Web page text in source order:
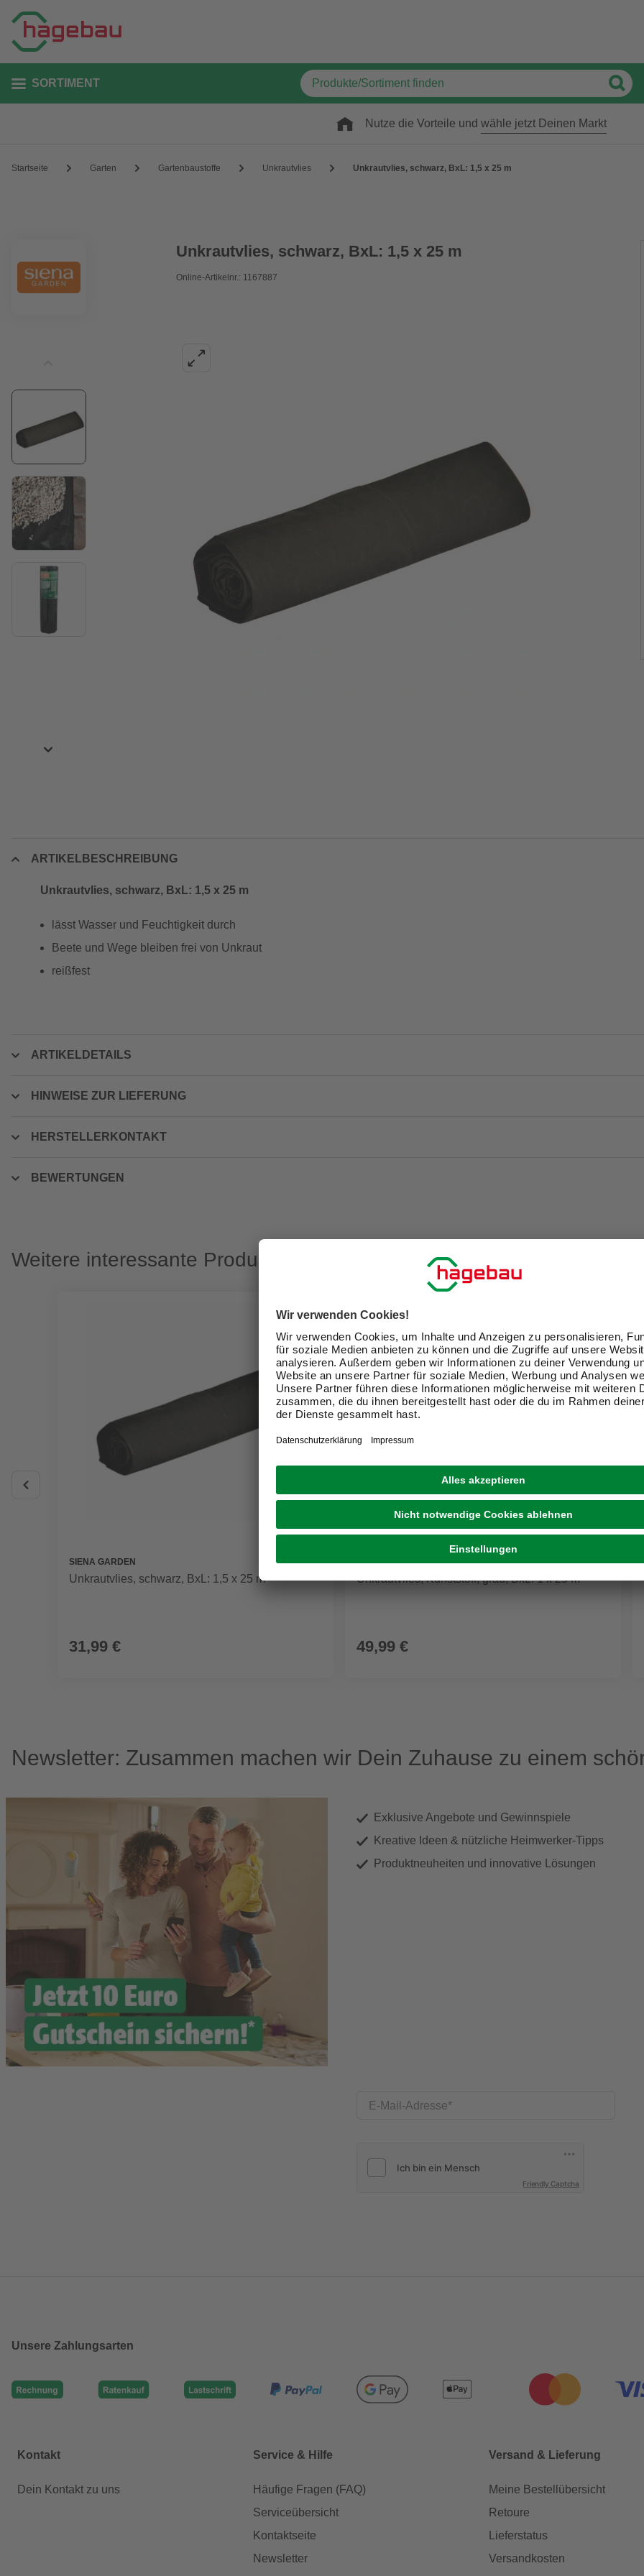
SORTIMENT
Nutze die Vorteile und wähle jetzt Deinen Markt
Startseite Garten Gartenbaustoffe Unkrautvlies Unkrautvlies, schwarz, BxL: 1,5 x 25 m
Unkrautvlies, schwarz, BxL: 1,5 x 25 m
Online-Artikelnr.: 1167887
ARTIKELBESCHREIBUNG
Unkrautvlies, schwarz, BxL: 1,5 x 25 m
lässt Wasser und Feuchtigkeit durch
Beete und Wege bleiben frei von Unkraut
reißfest
ARTIKELDETAILS
HINWEISE ZUR LIEFERUNG
HERSTELLERKONTAKT
BEWERTUNGEN
Weitere interessante Produkte
SIENA GARDEN
Unkrautvlies, schwarz, BxL: 1,5 x 25 m
31,99 €
SIENA GARDEN
Unkrautvlies, Kunststoff, grau, BxL: 1 x 25 m
49,99 €
Newsletter: Zusammen machen wir Dein Zuhause zu einem
Exklusive Angebote und Gewinnspiele
Kreative Ideen & nützliche Heimwerker-Tipps
Produktneuheiten und innovative Lösungen
E-Mail-Adresse
Friendly Captcha
Unsere Zahlungsarten
Kontakt
Dein Kontakt zu uns
Service & Hilfe
Häufige Fragen (FAQ)
Serviceübersicht
Kontaktseite
Newsletter
Versand & Lieferung
Meine Bestellübersicht
Retoure
Lieferstatus
Versandkosten